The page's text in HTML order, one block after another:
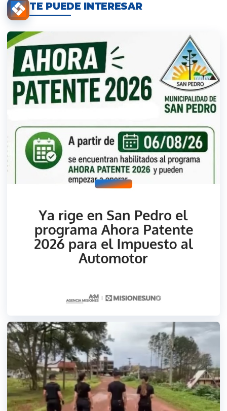
TE PUEDE INTERESAR